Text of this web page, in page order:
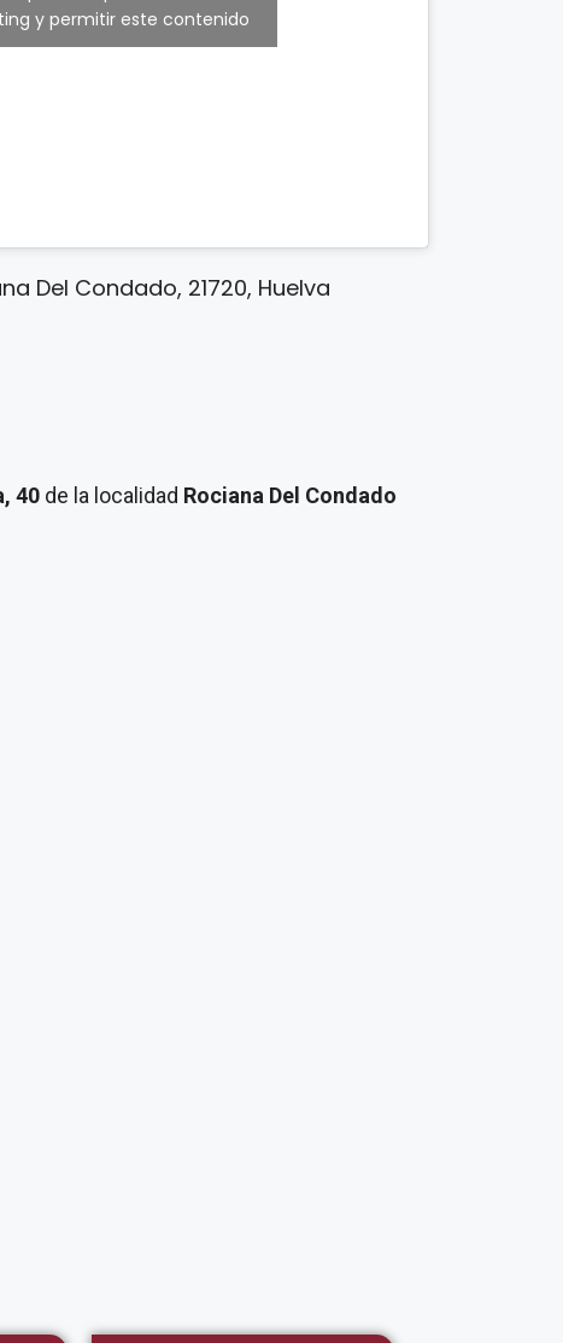
y permitir este contenido
Del Condado, 21720, Huelva
40 de la localidad Rociana Del Condado